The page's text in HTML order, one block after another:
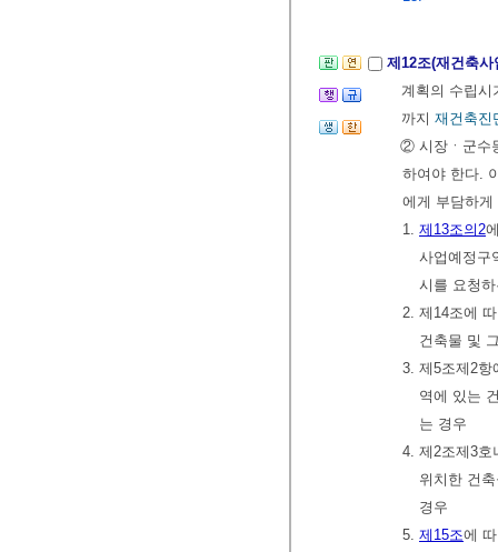
제12조(재건축
계획의 수립
까지 재건축진
② 시장ㆍ군수
하여야 한다.
에게 부담하
1. 제13조의2
사업예정구
시를 요청
2. 제14조에
건축물 및
3. 제5조제2항
역에 있는
는 경우
4. 제2조제3호
위치한 건
경우
5. 제15조에